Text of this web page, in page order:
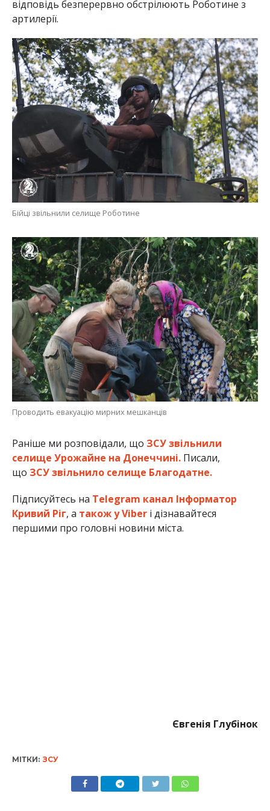
відповідь безперервно обстрілюють Роботине з
артилерії.
Бійці звільнили селище Роботине
Проводить евакуацію мирних мешканців
Раніше ми розповідали, що ЗСУ звільнили
селище Урожайне на Донеччині.Писали,
що ЗСУ звільнило селище Благодатне.
Підписуйтесь на Telegram канал Інформатор
Кривий Ріг, а також у Viberі дізнавайтеся
першими про головні новини міста.
Євгенія Глубінок
МІТКИ: ЗСУ